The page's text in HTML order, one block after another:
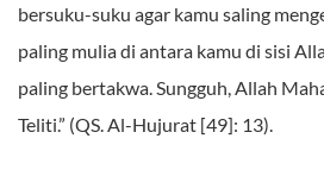
bersuku-suku agar kamu saling
paling mulia di antara kamu di sisi
paling bertakwa. Sungguh, Allah
Teliti.” (QS. Al-Hujurat [49]: 13).